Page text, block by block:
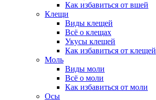
Как избавиться от вшей
Клещи
Виды клещей
Всё о клещах
Укусы клещей
Как избавиться от клещей
Моль
Виды моли
Всё о моли
Как избавиться от моли
Осы